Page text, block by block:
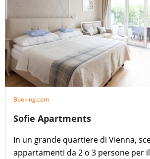
Booking.com
Sofie Apartments
In un grande quartiere di Vienna,
appartamenti da 2 o 3 persone per